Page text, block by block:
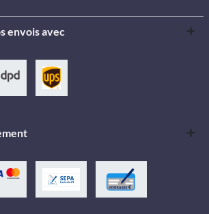
envois avec